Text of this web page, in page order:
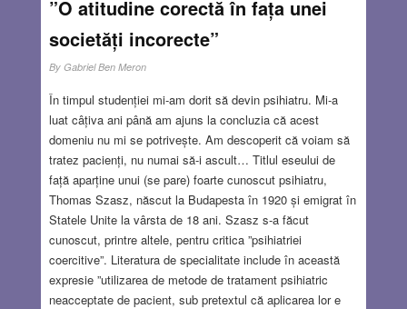
”O atitudine corectă în fața unei
societăți incorecte”
By Gabriel Ben Meron
În timpul studenției mi-am dorit să devin psihiatru. Mi-a
luat câțiva ani până am ajuns la concluzia că acest
domeniu nu mi se potrivește. Am descoperit că voiam să
tratez pacienți, nu numai să-i ascult… Titlul eseului de
față aparține unui (se pare) foarte cunoscut psihiatru,
Thomas Szasz, născut la Budapesta în 1920 și emigrat în
Statele Unite la vârsta de 18 ani. Szasz s-a făcut
cunoscut, printre altele, pentru critica ”psihiatriei
coercitive”. Literatura de specialitate include în această
expresie ”utilizarea de metode de tratament psihiatric
neacceptate de pacient, sub pretextul că aplicarea lor e